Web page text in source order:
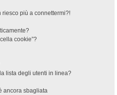
riesco più a connettermi?!
cookie”?
lista degli utenti in linea?
ancora sbagliata